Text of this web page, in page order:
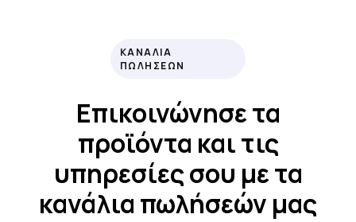
ΚΑΝΑΛΙΑ
ΠΩΛΗΣΕΩΝ
Επικοινώνησε τα
προϊόντα και τις
υπηρεσίες σου με τα
κανάλια πωλήσεών μας